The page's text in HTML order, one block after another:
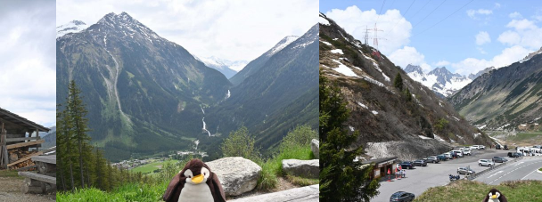
29. MAI 2023
ARLBERGPASS
30. SEPTEMBER 2022
BLUE RIDGE PARKWAY –
HIGHEST PEAK